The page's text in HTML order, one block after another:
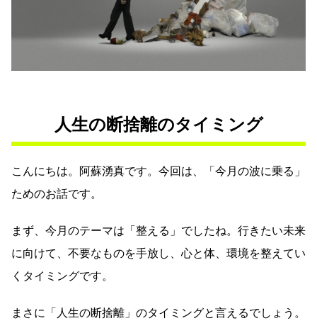
人生の断捨離のタイミング
こんにちは。阿蘇湧真です。今回は、「今月の波に乗る」
ためのお話です。
まず、今月のテーマは「整える」でしたね。行きたい未来
に向けて、不要なものを手放し、心と体、環境を整えてい
くタイミングです。
まさに「人生の断捨離」のタイミングと言えるでしょう。